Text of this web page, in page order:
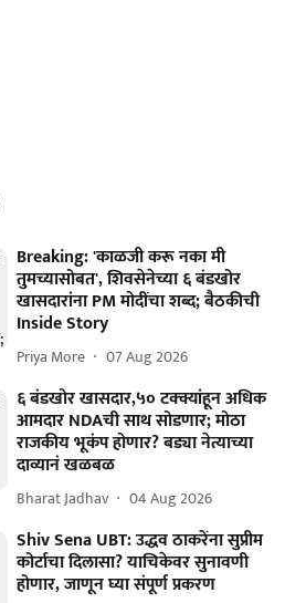
Breaking: 'काळजी करू नका मी
तुमच्यासोबत', शिवसेनेच्या ६ बंडखोर
खासदारांना PM मोदींचा शब्द; बैठकीची
Inside Story
Priya More 07 Aug 2026
६ बंडखोर खासदार,५० टक्क्यांहून अधिक
आमदार NDAची साथ सोडणार; मोठा
राजकीय भूकंप होणार? बड्या नेत्याच्या
दाव्यानं खळबळ
Bharat Jadhav 04 Aug 2026
Shiv Sena UBT: उद्धव ठाकरेंना सुप्रीम
कोर्टाचा दिलासा? याचिकेवर सुनावणी
होणार, जाणून घ्या संपूर्ण प्रकरण